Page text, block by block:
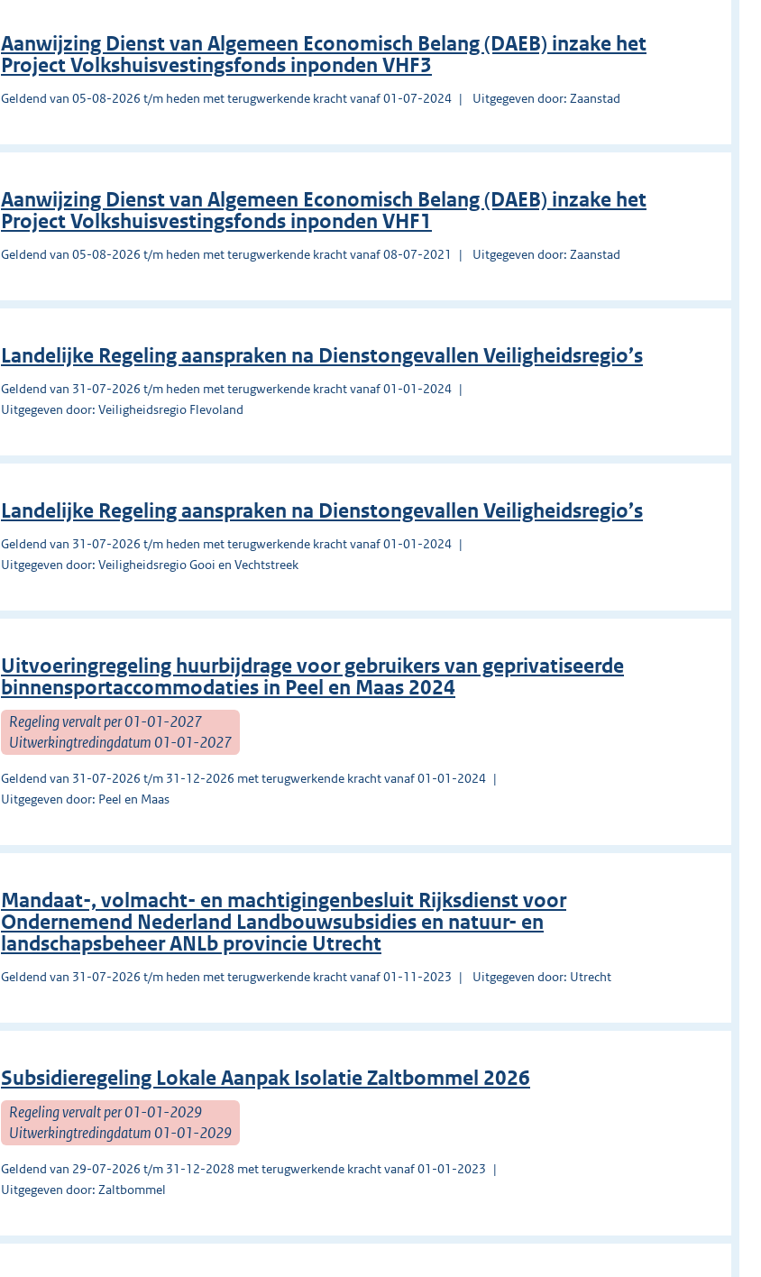
Aanwijzing Dienst van Algemeen Economisch Belang (DAEB) inzake het
Project Volkshuisvestingsfonds inponden VHF3
Geldend van 05-08-2026 t/m heden met terugwerkende kracht vanaf 01-07-2024 Uitgegeven door: Zaanstad
Aanwijzing Dienst van Algemeen Economisch Belang (DAEB) inzake het
Project Volkshuisvestingsfonds inponden VHF1
Geldend van 05-08-2026 t/m heden met terugwerkende kracht vanaf 08-07-2021 Uitgegeven door: Zaanstad
Landelijke Regeling aanspraken na Dienstongevallen Veiligheidsregio’s
Geldend van 31-07-2026 t/m heden met terugwerkende kracht vanaf 01-01-2024
Uitgegeven door: Veiligheidsregio Flevoland
Landelijke Regeling aanspraken na Dienstongevallen Veiligheidsregio’s
Geldend van 31-07-2026 t/m heden met terugwerkende kracht vanaf 01-01-2024
Uitgegeven door: Veiligheidsregio Gooi en Vechtstreek
Uitvoeringregeling huurbijdrage voor gebruikers van geprivatiseerde
binnensportaccommodaties in Peel en Maas 2024
Regeling vervalt per 01-01-2027
Uitwerkingtredingdatum 01-01-2027
Geldend van 31-07-2026 t/m 31-12-2026 met terugwerkende kracht vanaf 01-01-2024
Uitgegeven door: Peel en Maas
Mandaat-, volmacht- en machtigingenbesluit Rijksdienst voor
Ondernemend Nederland Landbouwsubsidies en natuur- en
landschapsbeheer ANLb provincie Utrecht
Geldend van 31-07-2026 t/m heden met terugwerkende kracht vanaf 01-11-2023 Uitgegeven door: Utrecht
Subsidieregeling Lokale Aanpak Isolatie Zaltbommel 2026
Regeling vervalt per 01-01-2029
Uitwerkingtredingdatum 01-01-2029
Geldend van 29-07-2026 t/m 31-12-2028 met terugwerkende kracht vanaf 01-01-2023
Uitgegeven door: Zaltbommel